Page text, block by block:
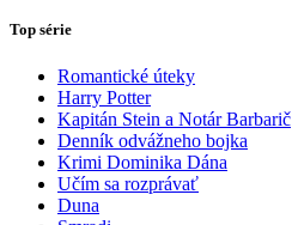
Top série
Romantické úteky
Harry Potter
Kapitán Stein a Notár Barbarič
Denník odvážneho bojka
Krimi Dominika Dána
Učím sa rozprávať
Duna